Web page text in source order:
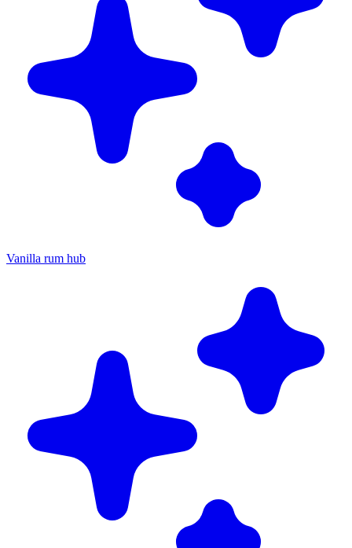
Vanilla rum hub